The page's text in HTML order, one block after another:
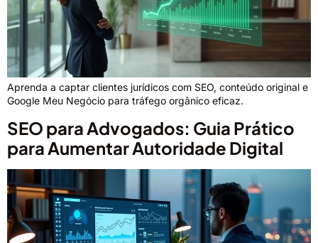
Aprenda a captar clientes jurídicos com SEO, conteúdo original e
Google Meu Negócio para tráfego orgânico eficaz.
SEO para Advogados: Guia Prático
para Aumentar Autoridade Digital